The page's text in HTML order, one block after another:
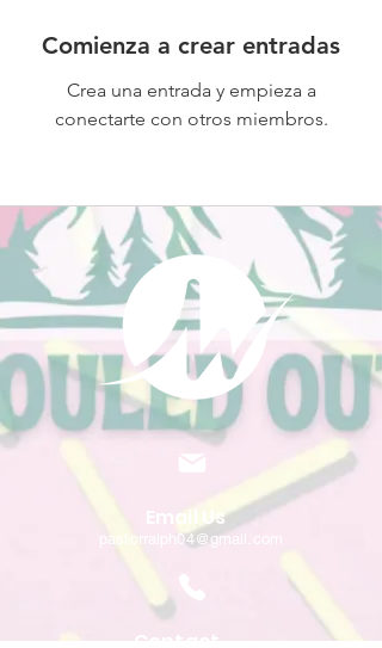
Comienza a crear entradas
Crea una entrada y empieza a
conectarte con otros miembros.
Email Us
pastorralph04@gmail.com
Contact